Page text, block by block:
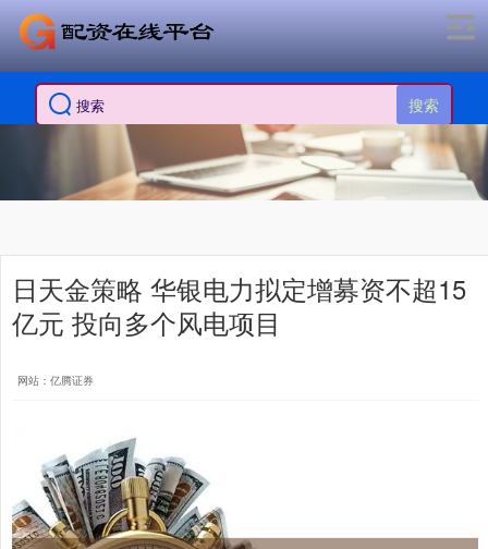
搜索
日天金策略 华银电力拟定增募资不超15
亿元 投向多个风电项目
网站：亿腾证券